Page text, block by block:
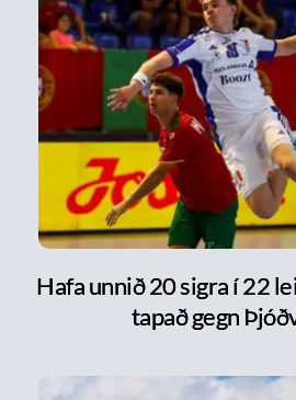
Hafa unnið 20 sigra í 22
tapað gegn